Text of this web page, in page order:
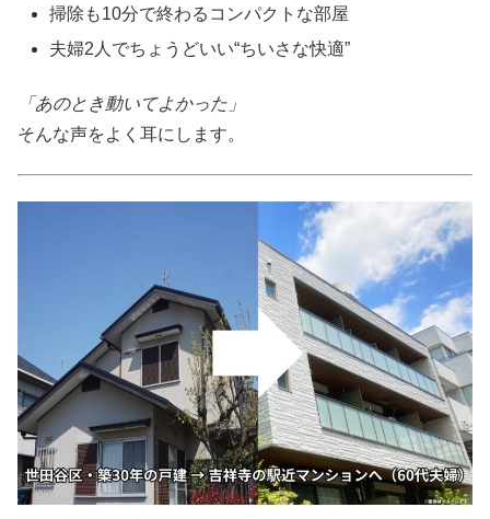
掃除も10分で終わるコンパクトな部屋
夫婦2人でちょうどいい“ちいさな快適”
「あのとき動いてよかった」
そんな声をよく耳にします。